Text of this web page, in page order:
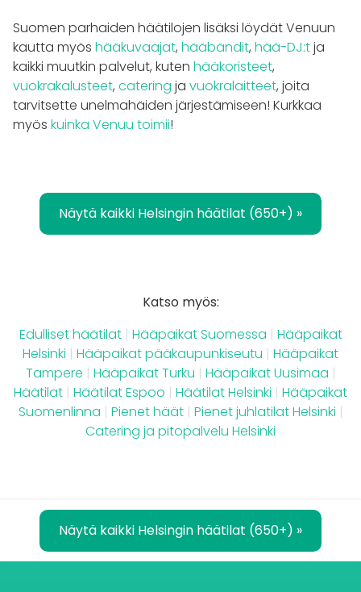
Suomen parhaiden häätilojen lisäksi löydät Venuun
kautta myös hääkuvaajat, hääbändit, hää-DJ:tja
kaikki muutkin palvelut, kuten hääkoristeet,
vuokrakalusteet, catering ja vuokralaitteet, joita
tarvitsette unelmahäiden järjestämiseen! Kurkkaa
myös kuinka Venuu toimii!
Näytä kaikki Helsingin häätilat (650+) »
Katso myös:
Edulliset häätilat | Hääpaikat Suomessa | Hääpaikat
Helsinki | Hääpaikat pääkaupunkiseutu | Hääpaikat
Tampere | Hääpaikat Turku | Hääpaikat Uusimaa |
Häätilat | Häätilat Espoo | Häätilat Helsinki | Hääpaikat
Suomenlinna | Pienet häät | Pienet juhlatilat Helsinki |
Catering ja pitopalvelu Helsinki
Näytä kaikki Helsingin häätilat (650+) »